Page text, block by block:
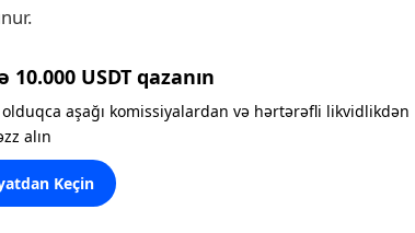
10.000 USDT qazanın
aşağı komissiyalardan və hərtərəfli likvidlikdən
alın
Keçin